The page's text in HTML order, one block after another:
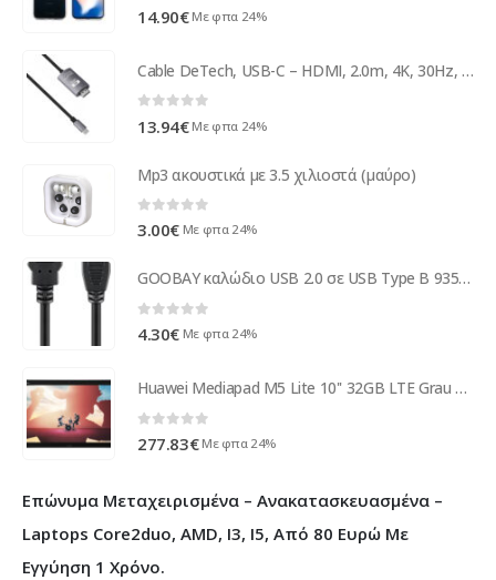
14.90€ Με φπα 24%
Cable DeTech, USB-C – HDMI, 2.0m, 4K, 30Hz, Gray - 18392
13.94€ Με φπα 24%
Mp3 ακουστικά με 3.5 χιλιοστά (μαύρο)
0 out of 5
3.00€ Με φπα 24%
GOOBAY καλώδιο USB 2.0 σε USB Type B 93597, 3m, μαύρο
0out of 5
4.30€ Με φπα 24%
Huawei Mediapad M5 Lite 10'' 32GB LTE Grau EU 53010NMY
277.83€ Με φπα 24%
Επώνυμα Μεταχειρισμένα – Ανακατασκευασμένα –
Laptops Core2duo, AMD, I3, I5, Από 80 Ευρώ Με
Εγγύηση 1 Χρόνο.